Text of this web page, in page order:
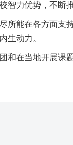
力优势，不断
所能在各方面支
生动力。
和在当地开展课